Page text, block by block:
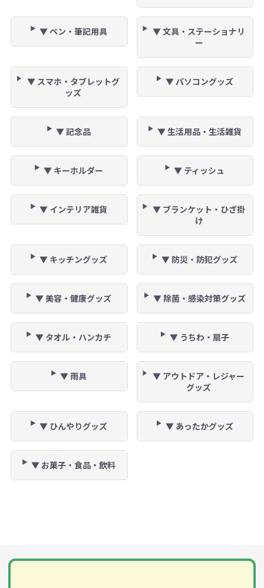
▼ ペン・筆記用具
▼ 文具・ステーショナリ
ー
▼ スマホ・タブレットグ
ッズ
▼ パソコングッズ
▼ 記念品 ▼ 生活用品・生活雑貨
▼ キーホルダー ▼ ティッシュ
▼ インテリア雑貨
▼ ブランケット・ひざ掛
け
▼ キッチングッズ ▼ 防災・防犯グッズ
▼ 美容・健康グッズ ▼ 除菌・感染対策グッズ
▼ タオル・ハンカチ ▼ うちわ・扇子
▼ 雨具
▼ アウトドア・レジャー
グッズ
▼ ひんやりグッズ ▼ あったかグッズ
▼ お菓子・食品・飲料